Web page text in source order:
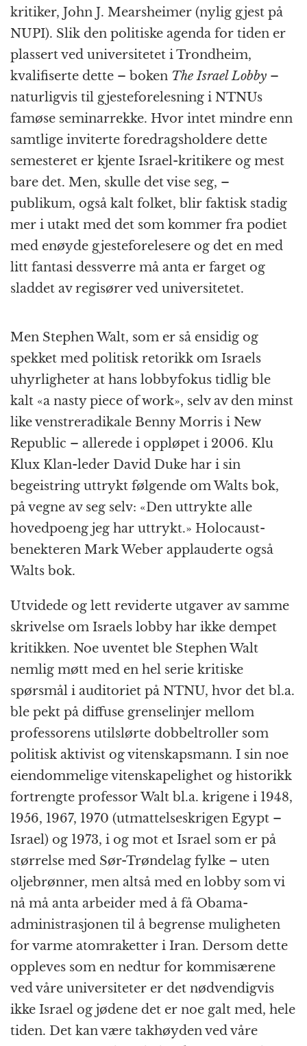
kritiker, John J. Mearsheimer (nylig gjest på
NUPI). Slik den politiske agenda for tiden er
plassert ved universitetet i Trondheim,
kvalifiserte dette – boken The Israel Lobby –
naturligvis til gjesteforelesning i NTNUs
famøse seminarrekke. Hvor intet mindre enn
samtlige inviterte foredragsholdere dette
semesteret er kjente Israel-kritikere og mest
bare det. Men, skulle det vise seg, –
publikum, også kalt folket, blir faktisk stadig
mer i utakt med det som kommer fra podiet
med enøyde gjesteforelesere og det en med
litt fantasi dessverre må anta er farget og
sladdet av regisører ved universitetet.
Men Stephen Walt, som er så ensidig og
spekket med politisk retorikk om Israels
uhyrligheter at hans lobbyfokus tidlig ble
kalt «a nasty piece of work», selv av den minst
like venstreradikale Benny Morris i New
Republic – allerede i oppløpet i 2006. Klu
Klux Klan-leder David Duke har i sin
begeistring uttrykt følgende om Walts bok,
på vegne av seg selv: «Den uttrykte alle
hovedpoeng jeg har uttrykt.» Holocaust-
benekteren Mark Weber applauderte også
Walts bok.
Utvidede og lett reviderte utgaver av samme
skrivelse om Israels lobby har ikke dempet
kritikken. Noe uventet ble Stephen Walt
nemlig møtt med en hel serie kritiske
spørsmål i auditoriet på NTNU, hvor det bl.a.
ble pekt på diffuse grenselinjer mellom
professorens utilslørte dobbeltroller som
politisk aktivist og vitenskapsmann. I sin noe
eiendommelige vitenskapelighet og historikk
fortrengte professor Walt bl.a. krigene i 1948,
1956, 1967, 1970 (utmattelseskrigen Egypt –
Israel) og 1973, i og mot et Israel som er på
størrelse med Sør-Trøndelag fylke – uten
oljebrønner, men altså med en lobby som vi
nå må anta arbeider med å få Obama-
administrasjonen til å begrense muligheten
for varme atomraketter i Iran. Dersom dette
oppleves som en nedtur for kommisærene
ved våre universiteter er det nødvendigvis
ikke Israel og jødene det er noe galt med, hele
tiden. Det kan være takhøyden ved våre